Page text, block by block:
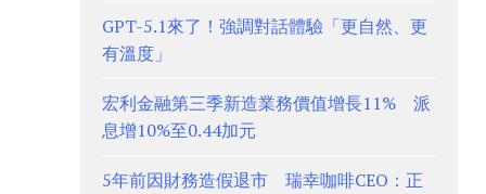
GPT-5.1來了！強調對話體驗「更自然、更
有溫度」
宏利金融第三季新造業務價值增長11% 派
息增10%至0.44加元
5年前因財務造假退市 瑞幸咖啡CEO：正